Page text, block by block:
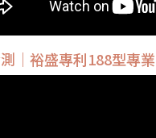
｜裕盛專利188型專